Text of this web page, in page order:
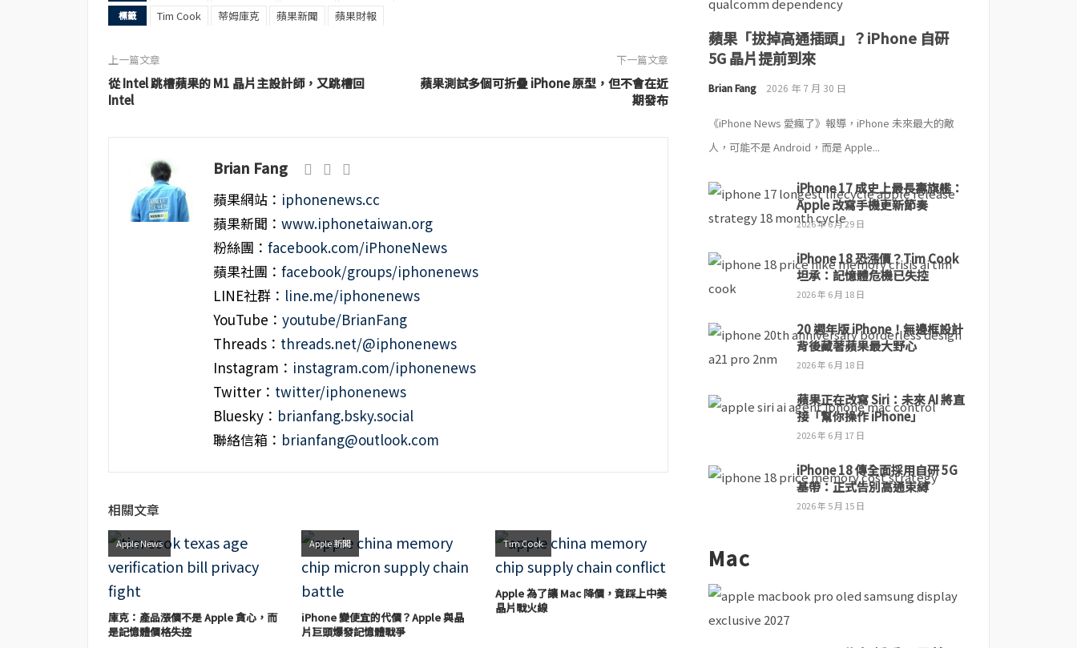
標籤 Tim Cook 蒂姆庫克 蘋果新聞 蘋果財報
上一篇文章
從 Intel 跳槽蘋果的 M1 晶片主設計師，又跳槽回
Intel
下一篇文章
蘋果測試多個可折疊 iPhone 原型，但不會在近
期發布
Brian Fang
蘋果網站： iphonenews.cc
蘋果新聞： www.iphonetaiwan.org
粉絲團： facebook.com/iPhoneNews
蘋果社團： facebook/groups/iphonenews
LINE社群： line.me/iphonenews
YouTube： youtube/BrianFang
Threads： threads.net/@iphonenews
Instagram： instagram.com/iphonenews
Twitter： twitter/iphonenews
Bluesky： brianfang.bsky.social
聯絡信箱： brianfang@outlook.com
相關文章
Apple News
庫克：產品漲價不是 Apple 貪心，而
是記憶體價格失控
Apple 新聞
iPhone 變便宜的代價？Apple 與晶
片巨頭爆發記憶體戰爭
Tim Cook
Apple 為了讓 Mac 降價，竟踩上中美
晶片戰火線
蘋果「拔掉高通插頭」？iPhone 自研
5G 晶片提前到來
Brian Fang 2026 年 7 月 30 日
《iPhone News 愛瘋了》報導，iPhone 未來最大的敵
人，可能不是 Android，而是 Apple...
iPhone 17 成史上最長壽旗艦：
Apple 改寫手機更新節奏
2026 年 6 月 29 日
iPhone 18 恐漲價？Tim Cook
坦承：記憶體危機已失控
2026 年 6 月 18 日
20 週年版 iPhone！無邊框設計
背後藏著蘋果最大野心
2026 年 6 月 18 日
蘋果正在改寫 Siri：未來 AI 將直
接「幫你操作 iPhone」
2026 年 6 月 17 日
iPhone 18 傳全面採用自研 5G
基帶：正式告別高通束縛
2026 年 5 月 15 日
Mac